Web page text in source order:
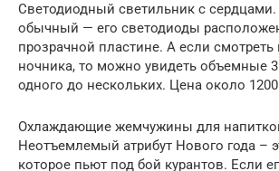
Светодиодный светильник с
обычный — его светодиоды
прозрачной пластине. А если смотреть
ночника, то можно увидеть объемные
одного до нескольких. Цена около
Охлаждающие жемчужины для
Неотъемлемый атрибут Нового года –
которое пьют под бой курантов. Если